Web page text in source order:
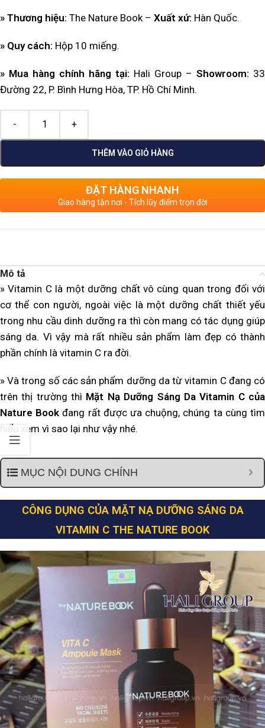
» Thương hiệu: The Nature Book – Xuất xứ: Hàn Quốc.
» Quy cách: Hộp 10 miếng.
» Mua hàng chính hãng tại: Hali Group – Showroom: 33
Đường 22, P. Bình Hưng Hòa, TP. Hồ Chí Minh.
THÊM VÀO GIỎ HÀNG
ĐẶT HÀNG NHANH
Giao hàng tận nơi - Tích lũy điểm trọn đời
Mô tả
» Vitamin C là một dưỡng chất vô cùng quan trong đối với
cơ thể con người, ngoài việc là một dưỡng chất thiết yếu
trong nhu cầu dinh dưỡng ra thì còn mang có tác dụng giúp
sáng da. Vì vậy mà rất nhiều sản phẩm làm đẹp có thành
phần chính là vitamin C ra đời.
» Và trong số các sản phẩm dưỡng da từ vitamin C đang có
trên thị trường thì Mặt Nạ Dưỡng Sáng Da Vitamin C của
Nature Book đang rất được ưa chuộng, chúng ta cùng tìm
hiểu xem vì sao lại như vậy nhé.
MỤC NỘI DUNG CHÍNH
CÔNG DỤNG CỦA MẶT NẠ DƯỠNG SÁNG DA
VITAMIN C THE NATURE BOOK